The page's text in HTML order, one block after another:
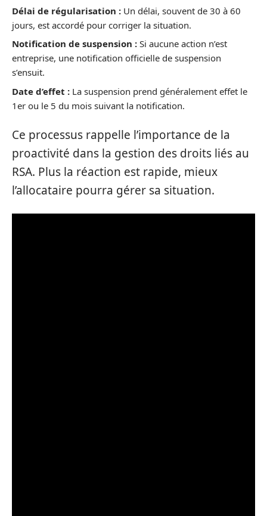
Délai de régularisation : Un délai, souvent de 30 à 60
jours, est accordé pour corriger la situation.
Notification de suspension : Si aucune action n’est
entreprise, une notification officielle de suspension
s’ensuit.
Date d’effet : La suspension prend généralement effet le
1er ou le 5 du mois suivant la notification.
Ce processus rappelle l’importance de la
proactivité dans la gestion des droits liés au
RSA. Plus la réaction est rapide, mieux
l’allocataire pourra gérer sa situation.